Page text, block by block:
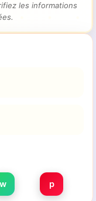
les informations
w p